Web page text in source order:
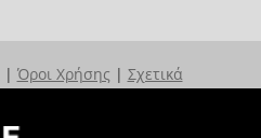
| Όροι Χρήσης | Σχετικά